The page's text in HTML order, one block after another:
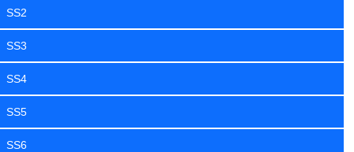
SS2
SS3
SS4
SS5
SS6